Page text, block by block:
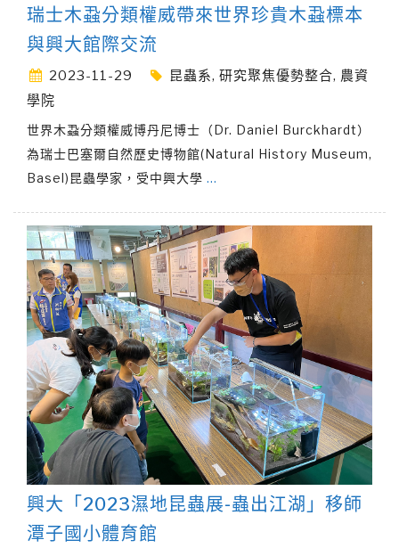
瑞士木蝨分類權威帶來世界珍貴木蝨標本
與興大館際交流
2023-11-29 昆蟲系, 研究聚焦優勢整合, 農資
學院
世界木蝨分類權威博丹尼博士（Dr. Daniel Burckhardt）
為瑞士巴塞爾自然歷史博物館(Natural History Museum,
Basel)昆蟲學家，受中興大學 …
興大「2023濕地昆蟲展-蟲出江湖」移師
潭子國小體育館